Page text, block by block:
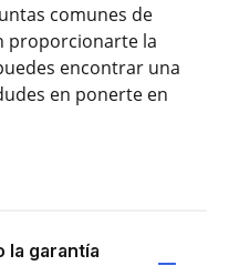
comunes de
proporcionarte la
encontrar una
en ponerte en
la garantía